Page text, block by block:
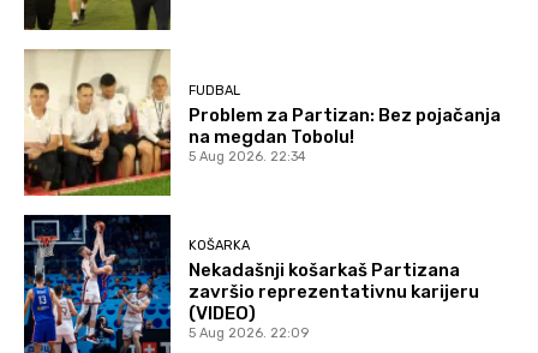
FUDBAL
Problem za Partizan: Bez pojačanja
na megdan Tobolu!
5 Aug 2026. 22:34
KOŠARKA
Nekadašnji košarkaš Partizana
završio reprezentativnu karijeru
(VIDEO)
5 Aug 2026. 22:09